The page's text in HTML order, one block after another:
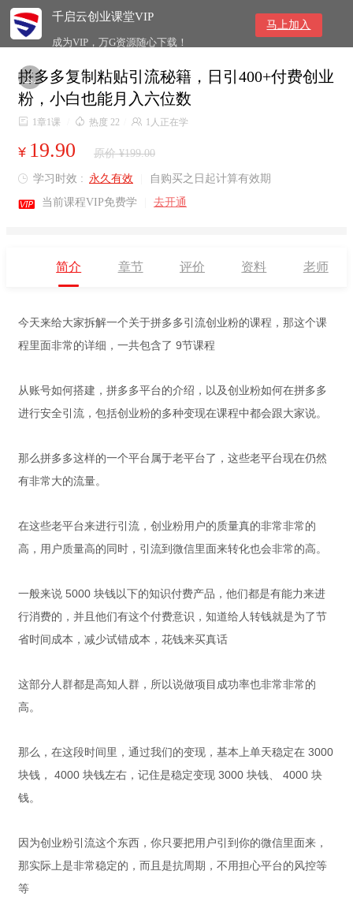
千启云创业课堂VIP
成为VIP，万G资源随心下载！
马上加入

拼多多复制粘贴引流秘籍，日引400+付费创业
粉，小白也能月入六位数
 1章1课  热度 22  1人正在学
¥ 19.90 原价 ¥199.00
 学习时效 : 永久有效 自购买之日起计算有效期
 当前课程VIP免费学 去开通
简介 章节 评价 资料 老师
今天来给大家拆解一个关于拼多多引流创业粉的课程，那这个课
程里面非常的详细，一共包含了 9节课程
从账号如何搭建，拼多多平台的介绍，以及创业粉如何在拼多多
进行安全引流，包括创业粉的多种变现在课程中都会跟大家说。
那么拼多多这样的一个平台属于老平台了，这些老平台现在仍然
有非常大的流量。
在这些老平台来进行引流，创业粉用户的质量真的非常非常的
高，用户质量高的同时，引流到微信里面来转化也会非常的高。
一般来说 5000 块钱以下的知识付费产品，他们都是有能力来进
行消费的，并且他们有这个付费意识，知道给人转钱就是为了节
省时间成本，减少试错成本，花钱来买真话
这部分人群都是高知人群，所以说做项目成功率也非常非常的
高。
那么，在这段时间里，通过我们的变现，基本上单天稳定在 3000
块钱， 4000 块钱左右，记住是稳定变现 3000 块钱、 4000 块
钱。
因为创业粉引流这个东西，你只要把用户引到你的微信里面来，
那实际上是非常稳定的，而且是抗周期，不用担心平台的风控等
等